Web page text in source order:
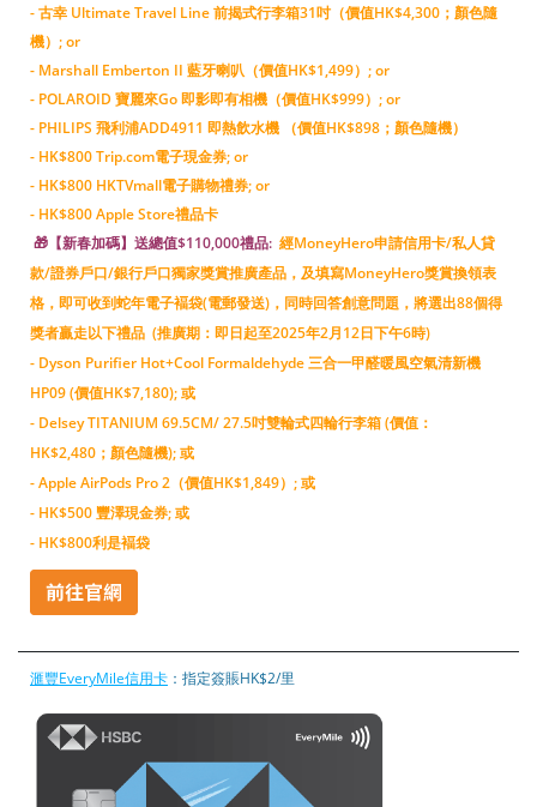
- 古幸 Ultimate Travel Line 前揭式行李箱31吋（價值HK$4,300；顏色隨
機）; or
- Marshall Emberton II 藍牙喇叭（價值HK$1,499）; or
- POLAROID 寶麗來Go 即影即有相機（價值HK$999）; or
- PHILIPS 飛利浦ADD4911 即熱飲水機 （價值HK$898；顏色隨機）
- HK$800 Trip.com電子現金券; or
- HK$800 HKTVmall電子購物禮券; or
- HK$800 Apple Store禮品卡
🎁【新春加碼】送總值$110,000禮品: 經MoneyHero申請信用卡/私人貸
款/證券戶口/銀行戶口獨家獎賞推廣產品，及填寫MoneyHero獎賞換領表
格，即可收到蛇年電子褔袋(電郵發送)，同時回答創意問題，將選出88個得
獎者贏走以下禮品 (推廣期：即日起至2025年2月12日下午6時)
- Dyson Purifier Hot+Cool Formaldehyde 三合一甲醛暖風空氣清新機
HP09 (價值HK$7,180); 或
- Delsey TITANIUM 69.5CM/ 27.5吋雙輪式四輪行李箱 (價值：
HK$2,480；顏色隨機); 或
- Apple AirPods Pro 2（價值HK$1,849）; 或
- HK$500 豐澤現金券; 或
- HK$800利是褔袋
滙豐EveryMile信用卡 ：指定簽賬HK$2/里